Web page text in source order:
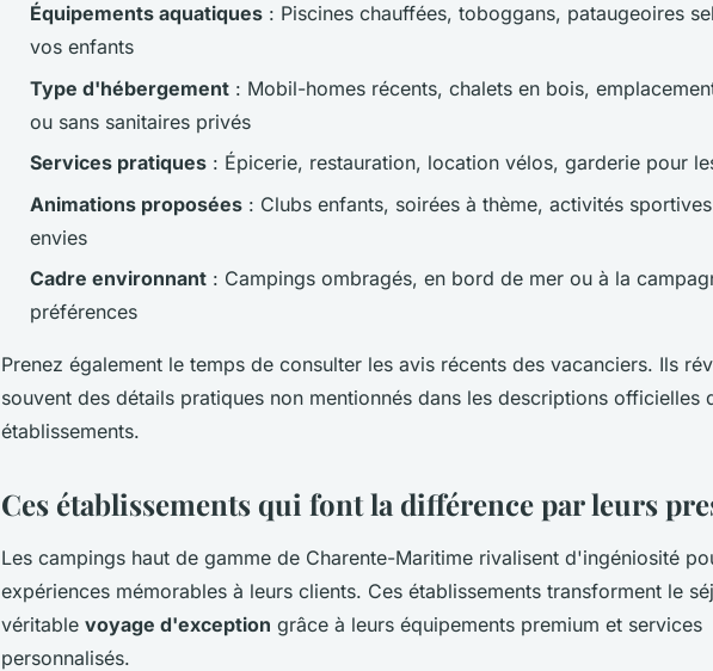
Équipements aquatiques : Piscines chauffées, toboggans, pataugeoires
vos enfants
Type d'hébergement : Mobil-homes récents, chalets en bois,
ou sans sanitaires privés
Services pratiques : Épicerie, restauration, location vélos, garderie pour
Animations proposées : Clubs enfants, soirées à thème, activités
envies
Cadre environnant : Campings ombragés, en bord de mer ou à la
préférences
Prenez également le temps de consulter les avis récents des vacanciers. Ils
souvent des détails pratiques non mentionnés dans les descriptions officielles
établissements.
Ces établissements qui font la différence par leurs
Les campings haut de gamme de Charente-Maritime rivalisent d'ingéniosité
expériences mémorables à leurs clients. Ces établissements transforment le
véritable voyage d'exception grâce à leurs équipements premium et services
personnalisés.